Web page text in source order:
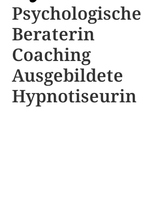
Psychologische ​​
Beraterin
Coaching
Ausgebildete​ ​
Hypnotiseurin